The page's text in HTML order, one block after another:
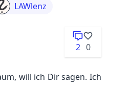
LAWlenz
2 0
will ich Dir sagen. Ich